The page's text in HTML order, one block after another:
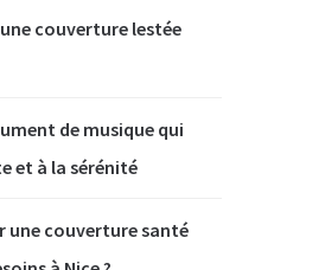
couverture lestée
de musique qui
et à la sérénité
une couverture santé